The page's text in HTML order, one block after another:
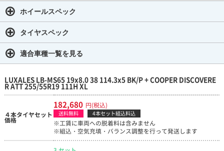
ホイールスペック
タイヤスペック
適合車種一覧を見る
LUXALES LB-MS65 19x8.0 38 114.3x5 BK/P + COOPER DISCOVERE
R ATT 255/55R19 111H XL
４本タイヤセット
価格
182,680 円(税込)
送料無料 4本セット組込料込
※工賃に車両への脱着料は含みません
※組込・空気充填・バランス調整を行って発送します